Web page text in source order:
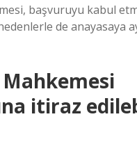
başvuruyu kabul
de anayasaya
itiraz